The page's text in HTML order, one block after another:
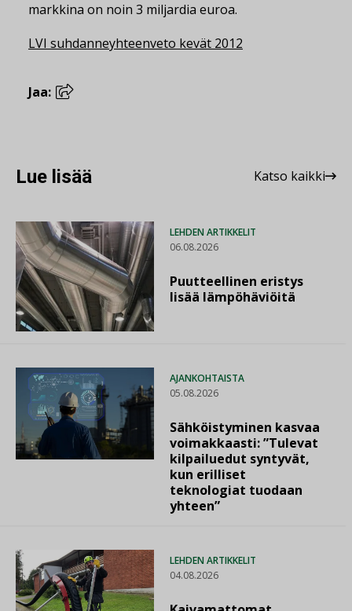
markkina on noin 3 miljardia euroa.
LVI suhdanneyhteenveto kevät 2012
Jaa:
Lue lisää Katso kaikki
LEHDEN ARTIKKELIT
06.08.2026
Puutteellinen eristys
lisää lämpöhäviöitä
AJANKOHTAISTA
05.08.2026
Sähköistyminen kasvaa
voimakkaasti: ”Tulevat
kilpailuedut syntyvät,
kun erilliset
teknologiat tuodaan
yhteen”
LEHDEN ARTIKKELIT
04.08.2026